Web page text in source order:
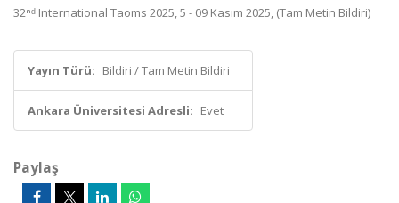
32ⁿᵈ International Taoms 2025, 5 - 09 Kasım 2025, (Tam Metin Bildiri)
Yayın Türü: Bildiri / Tam Metin Bildiri
Ankara Üniversitesi Adresli: Evet
Paylaş